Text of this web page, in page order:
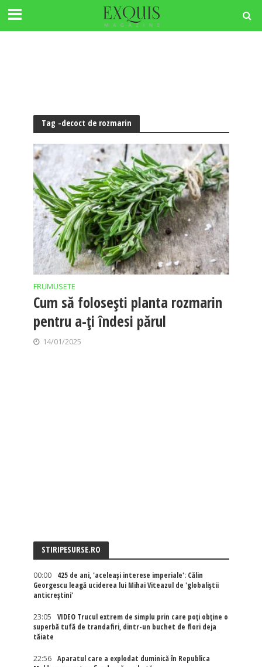
Tag -decoct de rozmarin
FRUMUSETE
Cum să folosești planta rozmarin
pentru a-ți îndesi părul
14/01/2025
STIRIPESURSE.RO
00:00
425 de ani, 'aceleași interese imperiale': Călin
Georgescu leagă uciderea lui Mihai Viteazul de 'globaliștii
anticreștini'
23:05
VIDEO Trucul extrem de simplu prin care poți obține o
superbă tufă de trandafiri, dintr-un buchet de flori deja
tăiate
22:56
Aparatul care a explodat duminică în Republica